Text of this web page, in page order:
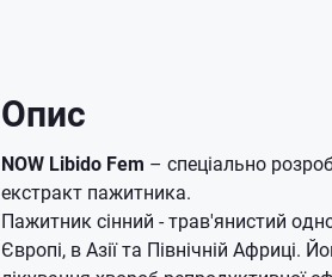
Опис
NOW Libido Fem – спеціально
екстракт пажитника.
Пажитник сінний - трав'янистий
Європі, в Азії та Північній Африці.